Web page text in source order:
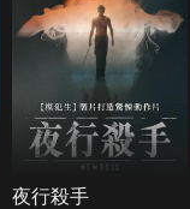
夜行殺手